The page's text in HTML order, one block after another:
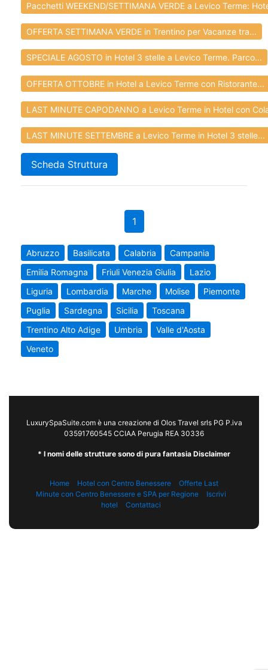
Pacchetti WEEKEND/SETTIMANA VERDE a Levico Terme:
OFFERTA SETTIMANA VERDE in Trentino per Vacanze tra...
SPECIALE AGOSTO in Hotel 3 stelle a Levico Terme. Parco...
OFFERTA OTTOBRE in Hotel a Levico Terme con Ristorante...
LAST MINUTE CAPODANNO a Levico Terme in Hotel con
LAST MINUTE SETTEMBRE a Levico Terme in Hotel 3 stelle...
Scheda Struttura
1
Abruzzo Basilicata Calabria
Campania
Emilia Romagna
Friuli Venezia Giulia
Lazio
Liguria
Lombardia Marche Molise
Piemonte
Puglia
Sardegna Sicilia
Toscana
Trentino Alto Adige
Umbria
Valle d'Aosta
Veneto
LuxurySpaSuite.com è una creazione di Olos Travel srls PG P.iva
03591760545 CCIAA Perugia REA 30336
* I nomi delle strutture sono di pura fantasia Disclaimer
Home Hotel con Centro Benessere
Offerte Last
Minute con Centro Benessere e SPA per Regione
Iscrivi
hotel
Contattaci